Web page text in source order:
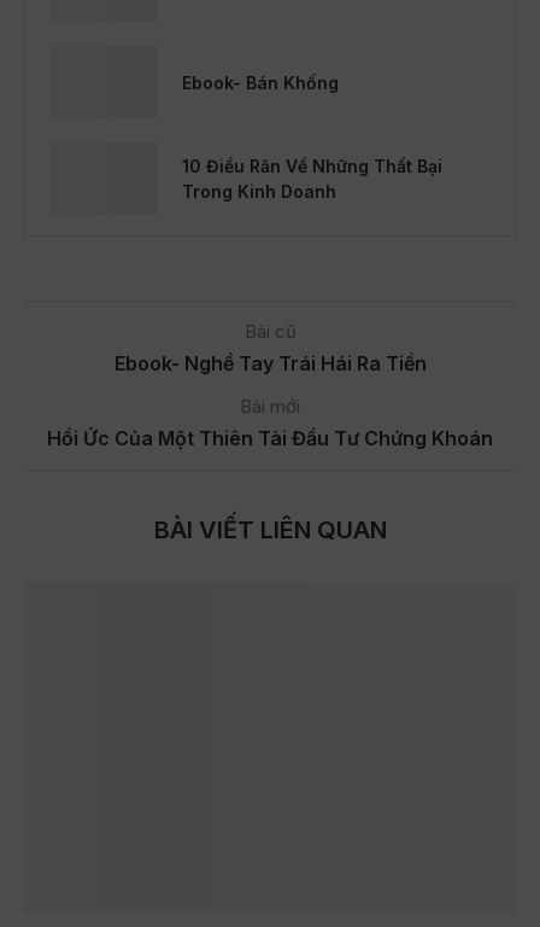
Ebook- Bán Khống
10 Điều Răn Về Những Thất Bại
Trong Kinh Doanh
Bài cũ
Ebook- Nghề Tay Trái Hái Ra Tiền
Bài mới
Hồi Ức Của Một Thiên Tài Đầu Tư Chứng Khoán
BÀI VIẾT LIÊN QUAN